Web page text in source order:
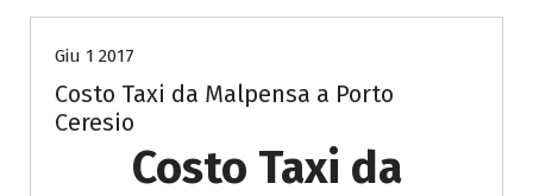
Giu 1 2017
Costo Taxi da Malpensa a Porto
Ceresio
Costo Taxi da